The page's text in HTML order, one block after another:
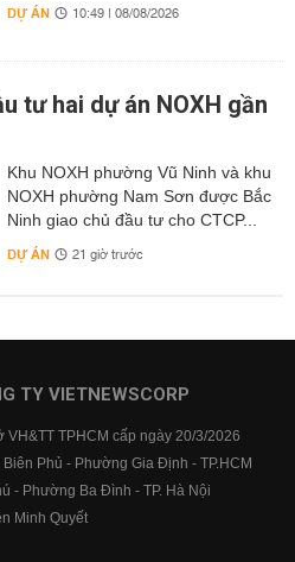
DỰ ÁN 10:49 | 08/08/2026
tư hai dự án NOXH gần
Khu NOXH phường Vũ Ninh và khu
NOXH phường Nam Sơn được Bắc
Ninh giao chủ đầu tư cho CTCP...
DỰ ÁN 21 giờ trước
TY VIETNEWSCORP
TPHCM cấp ngày 20/3/2026
Phủ - Phường Gia Định - TP.HCM
- Phường Ba Đình - TP. Hà Nội
Minh Quyết